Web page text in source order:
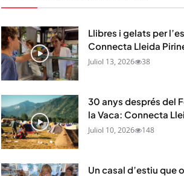
Llibres i gelats per
Connecta Lleida
Juliol 13, 2026 38
30 anys després del
la Vaca: Connecta
Juliol 10, 2026 148
Un casal d’estiu que